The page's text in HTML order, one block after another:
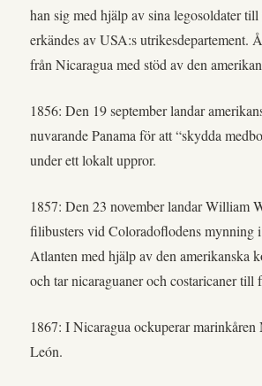
han sig med hjälp av sina legosoldater till
erkändes av USA:s utrikesdepartement.
från Nicaragua med stöd av den
1856: Den 19 september landar
nuvarande Panama för att “skydda
under ett lokalt uppror.
1857: Den 23 november landar William
filibusters vid Coloradoflodens mynning
Atlanten med hjälp av den amerikanska
och tar nicaraguaner och costaricaner till
1867: I Nicaragua ockuperar marinkåren
León.